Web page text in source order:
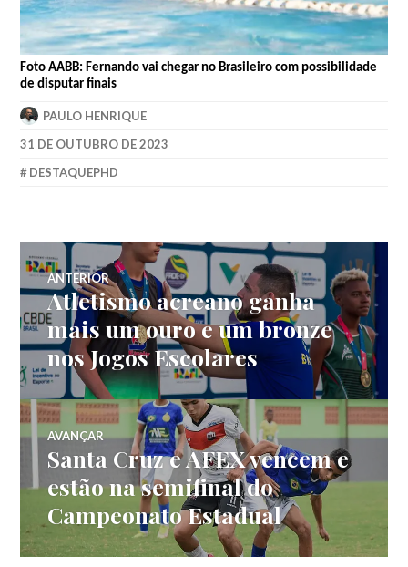
Foto AABB: Fernando vai chegar no Brasileiro com possibilidade
de disputar finais
PAULO HENRIQUE
31 DE OUTUBRO DE 2023
DESTAQUEPHD
ANTERIOR
Atletismo acreano ganha
mais um ouro e um bronze
nos Jogos Escolares
AVANÇAR
Santa Cruz e AFEX vencem e
estão na semifinal do
Campeonato Estadual